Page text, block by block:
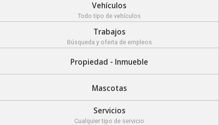
Vehículos
Todo tipo de vehículos
Trabajos
Búsqueda y oferta de empleos
Propiedad - Inmueble
Mascotas
Servicios
Cualquier tipo de servicio